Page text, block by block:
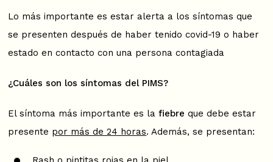
Lo más importante es estar alerta a los síntomas que
se presenten después de haber tenido covid-19 o haber
estado en contacto con una persona contagiada
¿Cuáles son los síntomas del PIMS?
El síntoma más importante es lafiebre que debe estar
presente por más de 24 horas. Además, se presentan: